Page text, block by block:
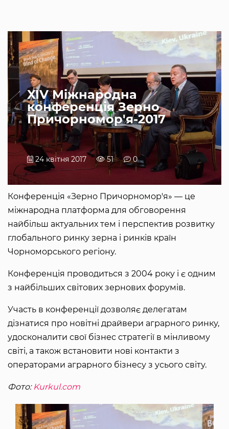
XIV Міжнародна
конференція Зерно
Причорномор'я-2017
24 квітня 2017 51 0
Конференція «Зерно Причорномор'я» — це
міжнародна платформа для обговорення
найбільш актуальних тем і перспектив розвитку
глобального ринку зерна і ринків країн
Чорноморського регіону.
Конференція проводиться з 2004 року і є одним
з найбільших світових зернових форумів.
Участь в конференції дозволяє делегатам
дізнатися про новітні драйвери аграрного ринку,
удосконалити свої бізнес стратегії в мінливому
світі, а також встановити нові контакти з
операторами аграрного бізнесу з усього світу.
Фото: Kurkul.com